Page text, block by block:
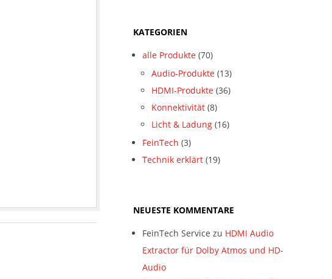
KATEGORIEN
alle Produkte (70)
Audio-Produkte (13)
HDMI-Produkte (36)
Konnektivität (8)
Licht & Ladung (16)
FeinTech (3)
Technik erklärt (19)
NEUESTE KOMMENTARE
FeinTech Service zu HDMI Audio
Extractor für Dolby Atmos und HD-
Audio